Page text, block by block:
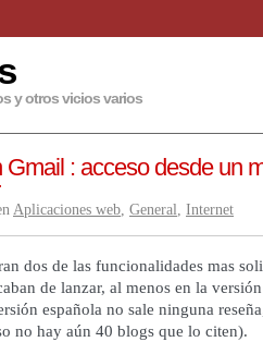
y otros vicios varios
: acceso desde un
Aplicaciones web, General, Internet
dos de las funcionalidades mas
de lanzar, al menos en la
española no sale ninguna
no hay aún 40 blogs que lo citen).